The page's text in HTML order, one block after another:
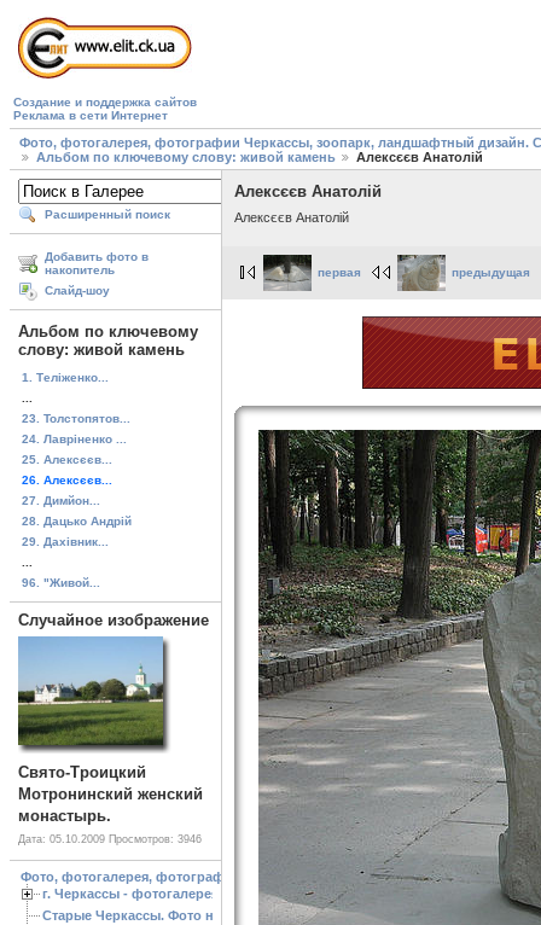
Создание и поддержка сайтов
Реклама в сети Интернет
Фото, фотогалерея, фотографии Черкассы, зоопарк, ландшафтный дизайн.
Альбом по ключевому слову: живой камень
Алексєєв Анатолій
Расширенный поиск
Добавить фото в
накопитель
Слайд-шоу
Альбом по ключевому
слову: живой камень
1. Теліженко...
23. Толстопятов...
24. Лавріненко ...
25. Алексєєв...
26. Алексєєв...
27. Димйон...
28. Дацько Андрій
29. Дахівник...
96. "Живой...
Случайное изображение
Свято-Троицкий
Мотронинский женский
монастырь.
Дата: 05.10.2009 Просмотров: 3946
Фото, фотогалерея, фотографии Черкассы, зоопарк, ландшафтный дизайн.
г. Черкассы - фотогалерея
Старые Черкассы. Фото начало ХХ ст.
Алексєєв Анатолій
Алексєєв Анатолій
первая предыдущая